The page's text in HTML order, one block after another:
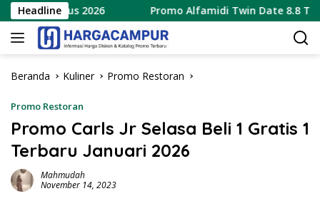
Langsung
ke
konten
Headline
Agustus 2026 Promo Alfamidi Twin Date 8.8
Beranda Kuliner Promo Restoran
Promo Restoran
Promo Carls Jr Selasa Beli 1 Gratis 1
Terbaru Januari 2026
Mahmudah
November 14, 2023